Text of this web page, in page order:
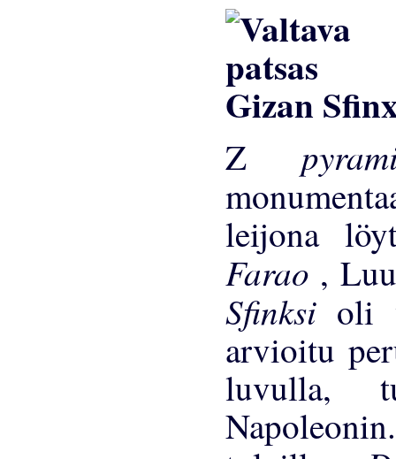
Z
leijona
Farao ,
Sfinksi oli
arvioitu
luvulla,